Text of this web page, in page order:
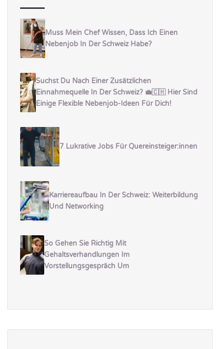
Muss Mein Chef Wissen, Dass Ich Einen
Nebenjob In Der Schweiz Habe?
Suchst Du Nach Einer Zusätzlichen
Einnahmequelle In Der Schweiz? 💼🇨🇭 Hier Sind
Einige Flexible Nebenjob-Ideen Für Dich!
7 Lukrative Jobs Für Quereinsteiger:innen
Karriereaufbau In Der Schweiz: Weiterbildung
Und Networking
So Gehen Sie Richtig Mit
Gehaltsverhandlungen Im
Vorstellungsgespräch Um